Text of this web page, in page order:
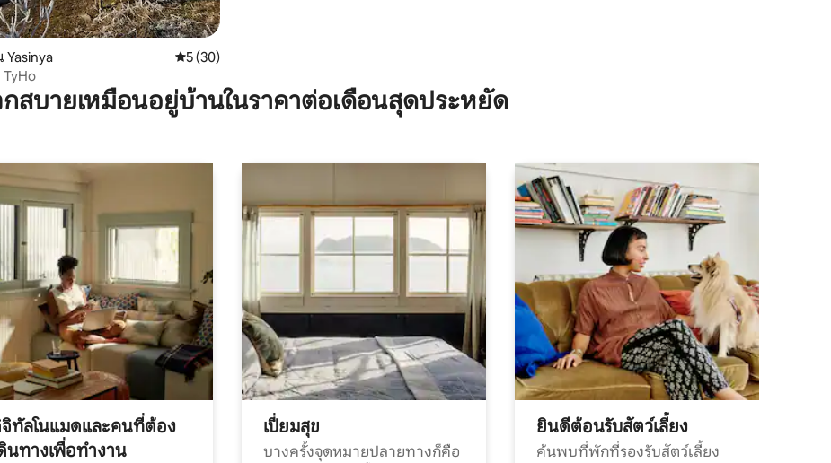
5, 38 รีวิว
Yasinya คะแนนเฉลี่ย 5 จาก 5, 30 รีวิว
5 (30)
TyHo
สบายเหมือนอยู่บ้านในราคาต่อเดือนสุดประหยัด
ทัลโนแมดและคนที่ต้อง
นทางเพื่อทำงาน
เปี่ยมสุข
บางครั้งจุดหมายปลายทางก็คือ
ยินดีต้อนรับสัตว์เลี้ยง
ค้นพบที่พักที่รองรับสัตว์เลี้ยง